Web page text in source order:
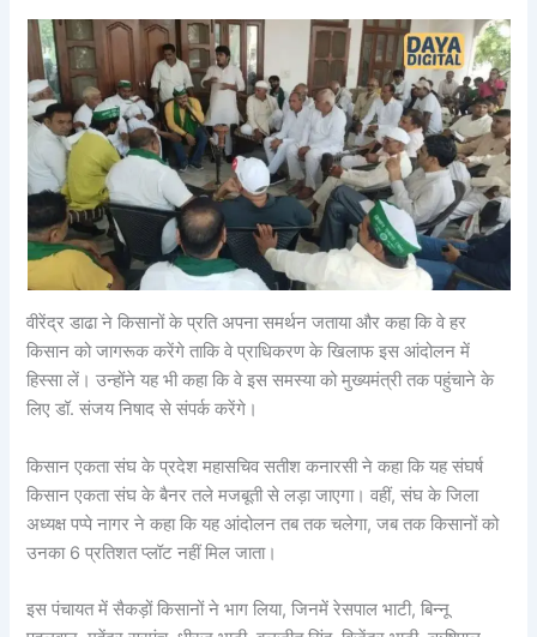
वीरेंद्र डाढा ने किसानों के प्रति अपना समर्थन जताया और कहा कि वे हर
किसान को जागरूक करेंगे ताकि वे प्राधिकरण के खिलाफ इस आंदोलन में
हिस्सा लें। उन्होंने यह भी कहा कि वे इस समस्या को मुख्यमंत्री तक पहुंचाने के
लिए डॉ. संजय निषाद से संपर्क करेंगे।
किसान एकता संघ के प्रदेश महासचिव सतीश कनारसी ने कहा कि यह संघर्ष
किसान एकता संघ के बैनर तले मजबूती से लड़ा जाएगा। वहीं, संघ के जिला
अध्यक्ष पप्पे नागर ने कहा कि यह आंदोलन तब तक चलेगा, जब तक किसानों को
उनका 6 प्रतिशत प्लॉट नहीं मिल जाता।
इस पंचायत में सैकड़ों किसानों ने भाग लिया, जिनमें रेसपाल भाटी, बिन्नू